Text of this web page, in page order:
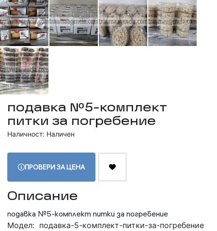
подавка №5-комплект
питки за погребение
Наличност: Наличен
ПРОВЕРИ ЗА ЦЕНА
Описание
подавка №5-комплект питки за погребение
Модел: подавка-5-комплект-питки-за-погребение